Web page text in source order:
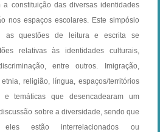
a constituição das diversas identidades
nos espaços escolares. Este simpósio
as questões de leitura e escrita se
relativas às identidades culturais,
entre outros. Imigração,
religião, língua, espaços/territórios
temáticas que desencadearam um
sobre a diversidade, sendo que
estão interrelacionados ou